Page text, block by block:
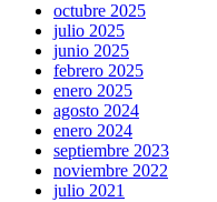
octubre 2025
julio 2025
junio 2025
febrero 2025
enero 2025
agosto 2024
enero 2024
septiembre 2023
noviembre 2022
julio 2021